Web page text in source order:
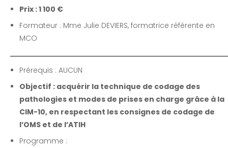
Prix : 1 100 €
Formateur : Mme Julie DEVIERS, formatrice référente en
MCO
Prérequis : AUCUN
Objectif : acquérir la technique de codage des
pathologies et modes de prises en charge grâce à la
CIM-10, en respectant les consignes de codage de
l’OMS et de l’ATIH
Programme :